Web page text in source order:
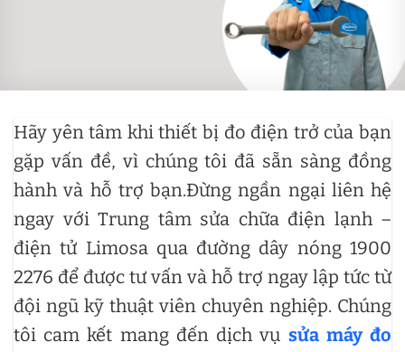
Hãy yên tâm khi thiết bị đo điện trở của bạn
gặp vấn đề, vì chúng tôi đã sẵn sàng đồng
hành và hỗ trợ bạn.Đừng ngần ngại liên hệ
ngay với Trung tâm sửa chữa điện lạnh –
điện tử Limosa qua đường dây nóng 1900
2276 để được tư vấn và hỗ trợ ngay lập tức từ
đội ngũ kỹ thuật viên chuyên nghiệp. Chúng
tôi cam kết mang đến dịch vụ sửa máy đo